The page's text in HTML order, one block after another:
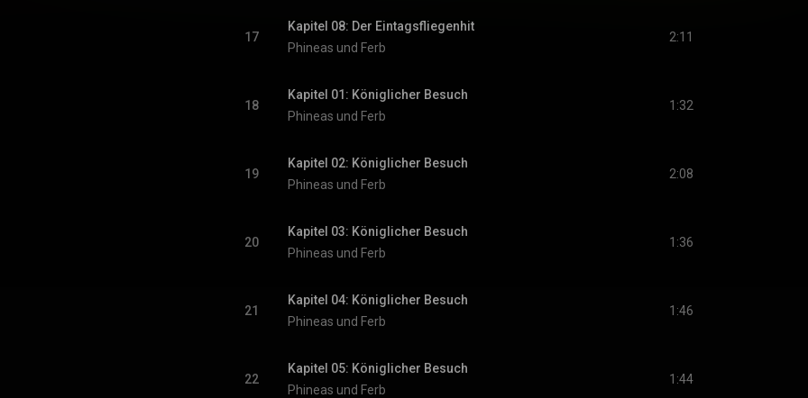
17
Kapitel 08: Der Eintagsfliegenhit
Phineas und Ferb
2:11
18
Kapitel 01: Königlicher Besuch
Phineas und Ferb
1:32
19
Kapitel 02: Königlicher Besuch
Phineas und Ferb
2:08
20
Kapitel 03: Königlicher Besuch
Phineas und Ferb
1:36
21
Kapitel 04: Königlicher Besuch
Phineas und Ferb
1:46
22
Kapitel 05: Königlicher Besuch
Phineas und Ferb
1:44